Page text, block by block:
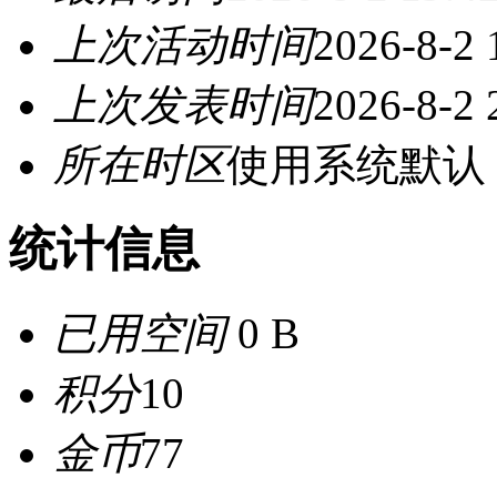
上次活动时间2026-8-2
上次发表时间2026-8-2
所在时区使用系统默认
统计信息
已用空间0 B
积分10
金币77